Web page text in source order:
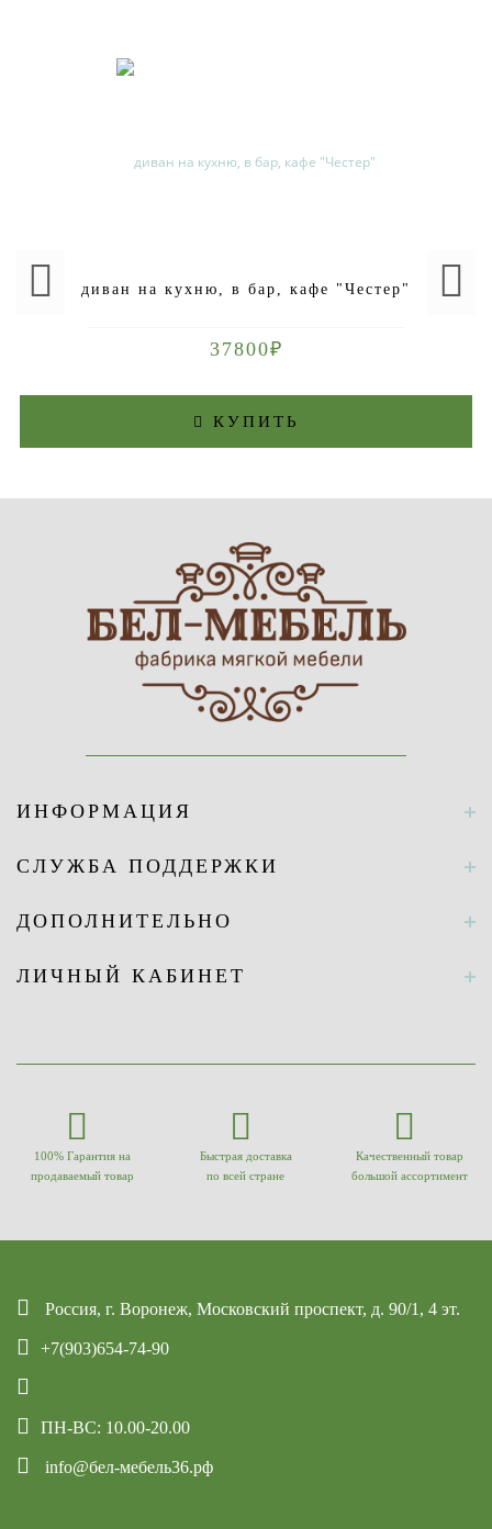
диван на кухню, в бар, кафе "Честер"
37800₽
КУПИТЬ
ИНФОРМАЦИЯ
СЛУЖБА ПОДДЕРЖКИ
ДОПОЛНИТЕЛЬНО
ЛИЧНЫЙ КАБИНЕТ
100% Гарантия на
продаваемый товар
Быстрая доставка
по всей стране
Качественный товар
большой ассортимент
Россия, г. Воронеж, Московский проспект, д. 90/1, 4 эт.
+7(903)654-74-90
ПН-ВС: 10.00-20.00
info@бел-мебель36.рф